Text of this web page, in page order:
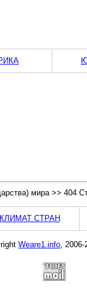
мира >> 404
КЛИМАТ СТРАН
Weare1.info, 2006-